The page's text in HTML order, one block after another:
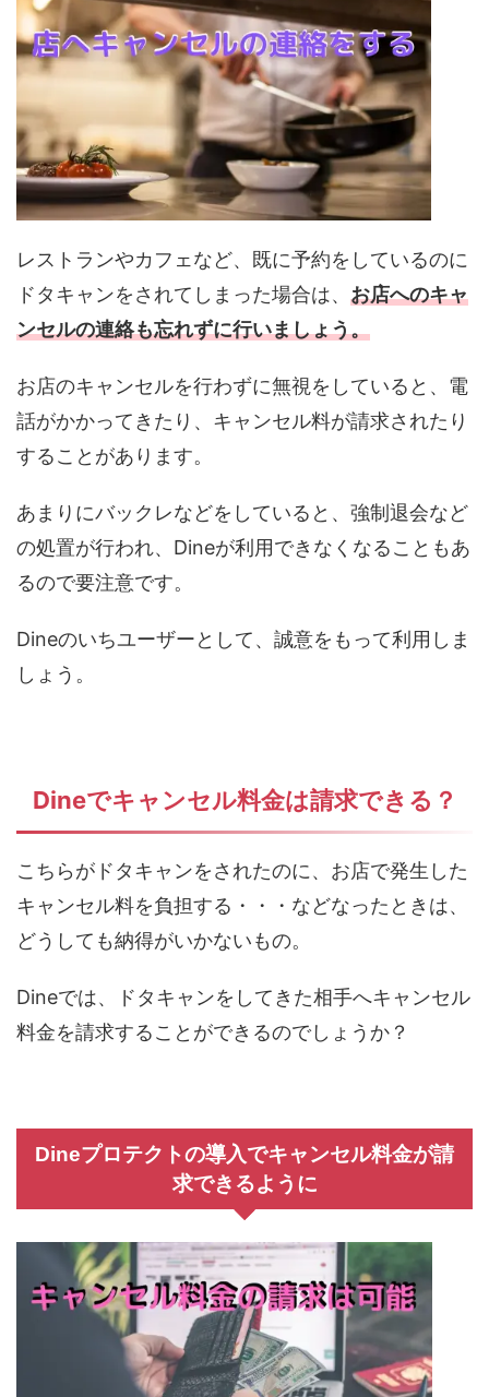
レストランやカフェなど、既に予約をしているのに
ドタキャンをされてしまった場合は、 お店へのキャ
ンセルの連絡も忘れずに行いましょう。
お店のキャンセルを行わずに無視をしていると、電
話がかかってきたり、キャンセル料が請求されたり
することがあります。
あまりにバックレなどをしていると、強制退会など
の処置が行われ、Dineが利用できなくなることもあ
るので要注意です。
Dineのいちユーザーとして、誠意をもって利用しま
しょう。
Dineでキャンセル料金は請求できる？
こちらがドタキャンをされたのに、お店で発生した
キャンセル料を負担する・・・などなったときは、
どうしても納得がいかないもの。
Dineでは、ドタキャンをしてきた相手へキャンセル
料金を請求することができるのでしょうか？
Dineプロテクトの導入でキャンセル料金が請
求できるように